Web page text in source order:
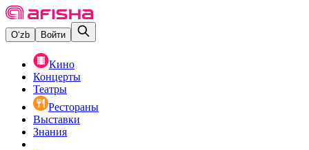
O‘zb Войти
Кино
Концерты
Театры
Рестораны
Выставки
Знания